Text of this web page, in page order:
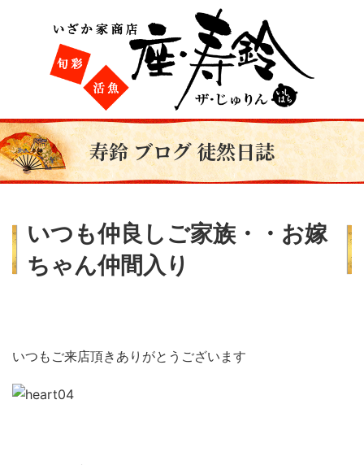
寿鈴 ブログ 徒然日誌
いつも仲良しご家族・・お嫁
ちゃん仲間入り
いつもご来店頂きありがとうございます